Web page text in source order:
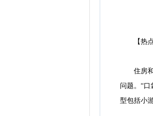
【热点
住房和
问题。“
型包括小